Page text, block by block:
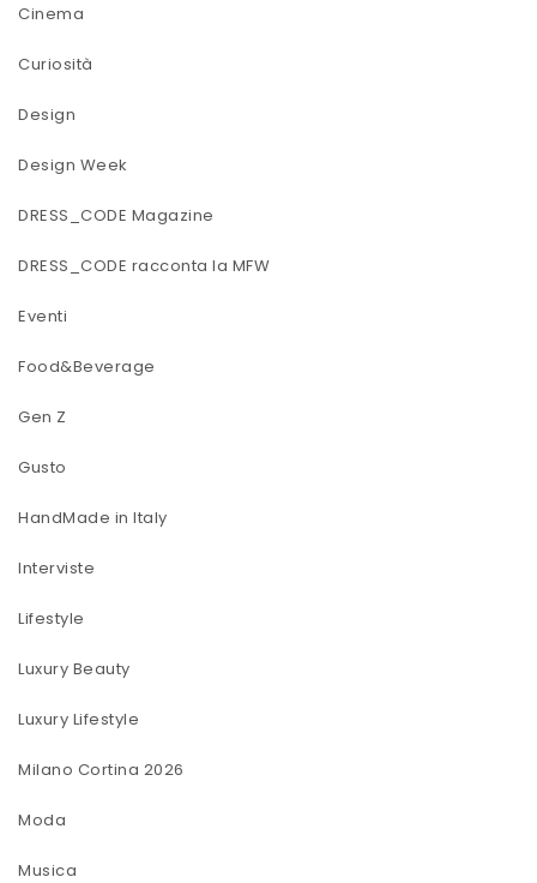
Cinema
Curiosità
Design
Design Week
DRESS_CODE Magazine
DRESS_CODE racconta la MFW
Eventi
Food&Beverage
Gen Z
Gusto
HandMade in Italy
Interviste
Lifestyle
Luxury Beauty
Luxury Lifestyle
Milano Cortina 2026
Moda
Musica